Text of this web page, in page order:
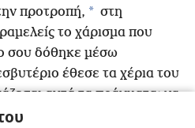
προτροπή, * στη
το χάρισμα που
σου δόθηκε μέσω
έθεσε τα χέρια του
αυτά τα πράγματα· να
αυτά, ώστε η πρόοδός σου